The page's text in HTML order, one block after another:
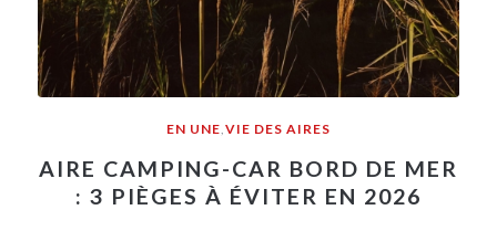
EN UNE,VIE DES AIRES
AIRE CAMPING-CAR BORD DE MER
: 3 PIÈGES À ÉVITER EN 2026